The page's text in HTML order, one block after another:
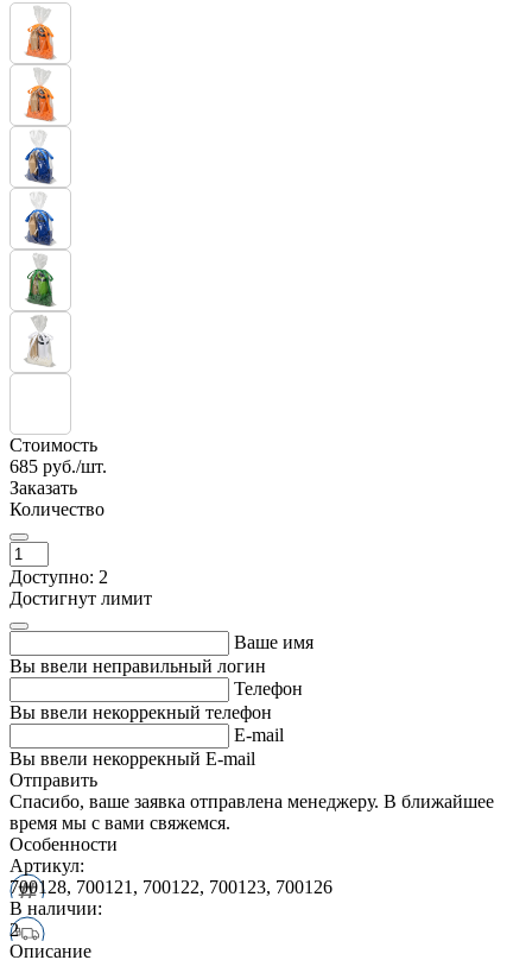
Стоимость
685 руб./шт.
Заказать
Количество
Доступно: 2
Достигнут лимит
Ваше имя
Вы ввели неправильный логин
Телефон
Вы ввели некоррекный телефон
E-mail
Вы ввели некоррекный E-mail
Отправить
Спасибо, ваше заявка отправлена менеджеру. В ближайшее
время мы с вами свяжемся.
Особенности
Артикул:
700128, 700121, 700122, 700123, 700126
В наличии:
2
Описание